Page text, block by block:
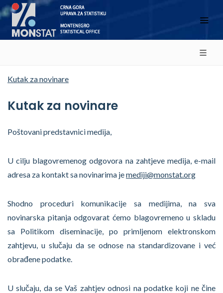
Kutak za novinare
Kutak za novinare
Poštovani predstavnici medija,
U cilju blagovremenog odgovora na zahtjeve medija, e-mail
adresa za kontakt sa novinarima jemediji@monstat.org
Shodno proceduri komunikacije sa medijima, na sva
novinarska pitanja odgovarat ćemo blagovremeno u skladu
sa Politikom diseminacije, po primljenom elektronskom
zahtjevu, u slučaju da se odnose na standardizovane i već
obrađene podatke.
U slučaju, da se Vaš zahtjev odnosi na podatke koji ne čine